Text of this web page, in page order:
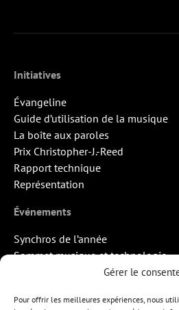
Gérer le
Pour offrir les meilleures expériences, nous
Initiatives
Évangeline
Guide d’utilisation de la musique
La boîte aux paroles
Prix Christopher-J.-Reed
Rapport technique
Représentation
Événements
Synchros de l’année
Sommet musique et technologie
Quand la musique rencontre
Missions d’export